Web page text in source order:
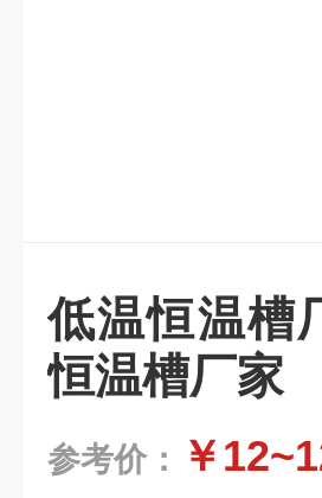
低温恒温槽
恒温槽厂家
参考价： ￥